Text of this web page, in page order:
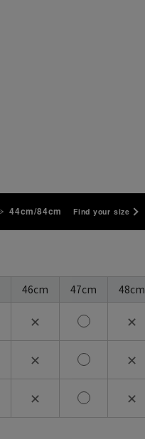
44cm/84cm Find your size
46cm 47cm 48cm
✕ ✕
✕ ✕
✕ ✕